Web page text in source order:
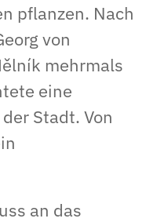
pflanzen. Nach
von
mehrmals
eine
Stadt. Von
an das